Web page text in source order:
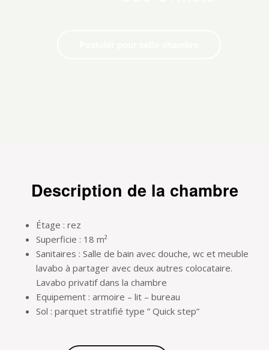
Description de la chambre
Étage : rez
Superficie : 18 m²
Sanitaires : Salle de bain avec douche, wc et meuble
lavabo à partager avec deux autres colocataire.
Lavabo privatif dans la chambre
Equipement : armoire – lit – bureau
Sol : parquet stratifié type ” Quick step”